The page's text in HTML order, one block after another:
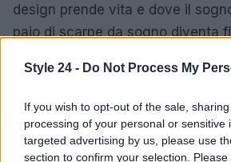
Style 24 - Do Not Process My
If you wish to opt-out of the sale,
processing of your personal or sensitive
targeted advertising by us, please use
section to confirm your selection.
design prende vita e dove il
paio di scarpe da sogno diventa
Staff